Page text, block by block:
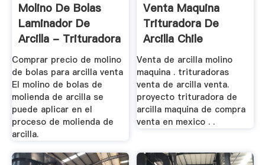
Molino De Bolas
Laminador De
Arcilla - Trituradora
.
Comprar precio de molino
de bolas para arcilla venta
El molino de bolas de
molienda de arcilla se
puede aplicar en el
proceso de molienda de
arcilla.
Venta Maquina
Trituradora De
Arcilla Chile
Venta de arcilla molino
maquina . trituradoras
venta de arcilla venta.
proyecto trituradora de
arcilla maquina de compra
venta en mexico . .